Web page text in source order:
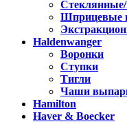
Шприцевые
Haldenwanger
Воронки
Ступки
Тигли
Чаши
Hamilton
Haver & Boecker